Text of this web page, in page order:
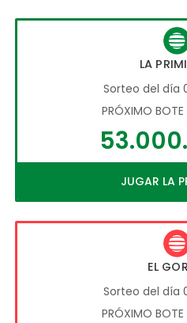
LA
Sorteo del día
PRÓXIMO BOTE
JUGAR LA
EL
Sorteo del día
PRÓXIMO BOTE